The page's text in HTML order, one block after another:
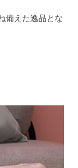
備えた逸品とな